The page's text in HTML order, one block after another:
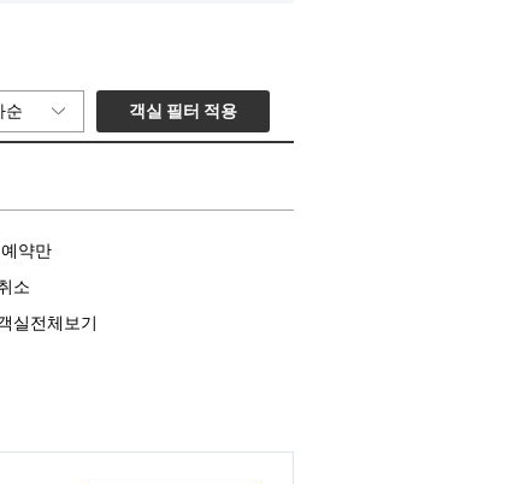
순 객실 필터 적용
약만
소
실전체보기